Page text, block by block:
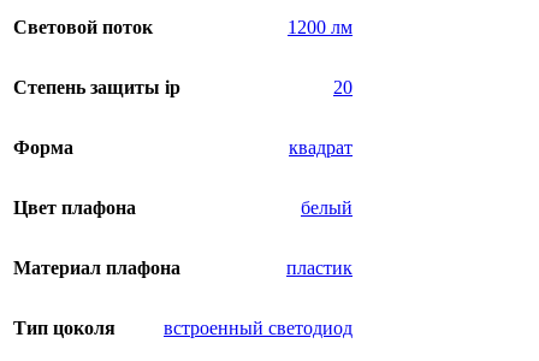
Световой поток 1200 лм
Степень защиты ip 20
Форма квадрат
Цвет плафона белый
Материал плафона пластик
Тип цоколя встроенный светодиод